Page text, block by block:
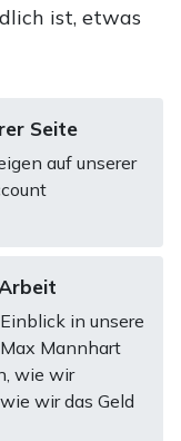
ist, etwas
Seite
auf unserer
in unsere
Mannhart
wie wir
wir das Geld